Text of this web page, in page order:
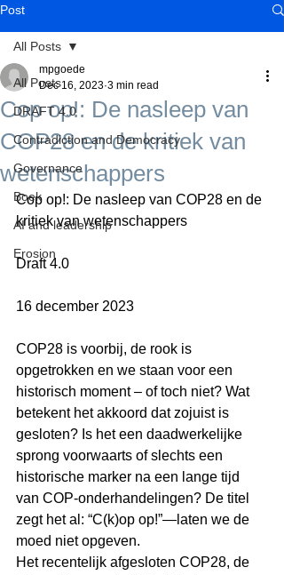
Post
All Posts
DRAFT 4.0
Contradiction and Democracy
Governance
Boek
AI and leadership
Erosion
All Posts
Cop op!: De nasleep van
COP28 en de kritiek van
wetenschappers
mpgoede
Dec 16, 2023 3 min read
Cop op!: De nasleep van COP28 en de
kritiek van wetenschappers
Draft 4.0
16 december 2023
COP28 is voorbij, de rook is
opgetrokken en we staan voor een
historisch moment – of toch niet? Wat
betekent het akkoord dat zojuist is
gesloten? Is het een daadwerkelijke
sprong voorwaarts of slechts een
historische marker na een lange tijd
van COP-onderhandelingen? De titel
zegt het al: “C(k)op op!”―laten we de
moed niet opgeven.
Het recentelijk afgesloten COP28, de